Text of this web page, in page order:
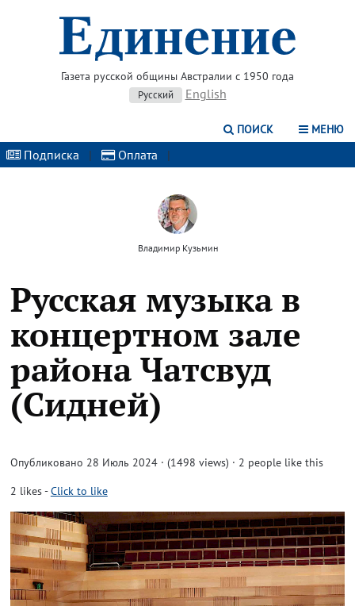
Газета русской общины Австралии с 1950 года
Русский English
ПОИСК МЕНЮ
Подписка | Оплата |
Владимир Кузьмин
Русская музыка в
концертном зале
района Чатсвуд
(Сидней)
Опубликовано 28 Июль 2024 · (1498 views) · 2 people like this
2 likes-Click to like